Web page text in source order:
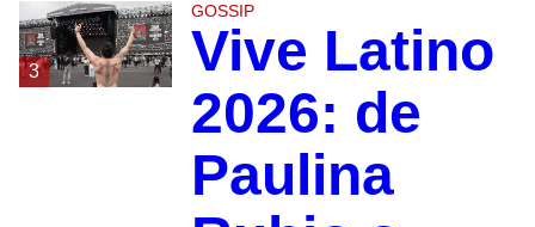
3
GOSSIP
Vive Latino
2026: de
Paulina